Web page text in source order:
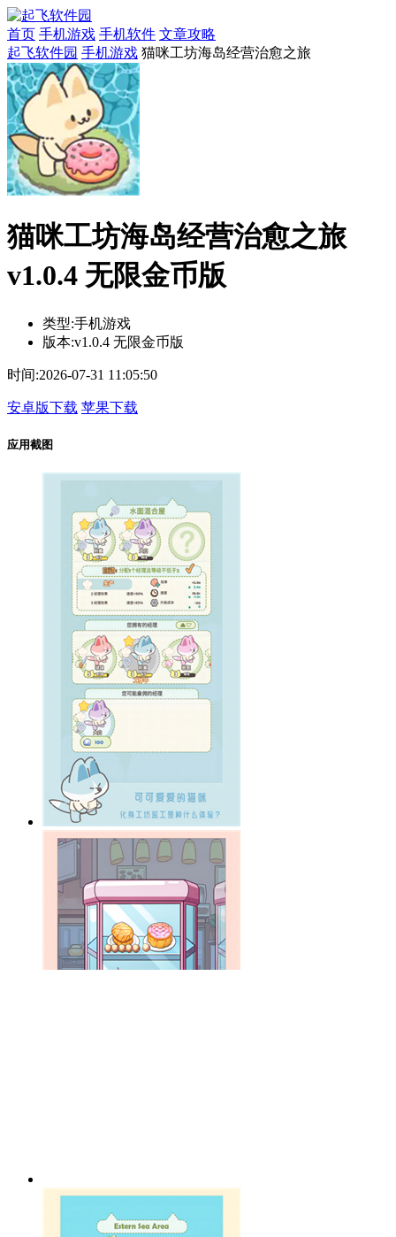
首页 手机游戏 手机软件 文章攻略
起飞软件园 手机游戏 猫咪工坊海岛经营治愈之旅
猫咪工坊海岛经营治愈之旅
v1.0.4 无限金币版
类型:手机游戏
版本:v1.0.4 无限金币版
时间:2026-07-31 11:05:50
安卓版下载 苹果下载
应用截图